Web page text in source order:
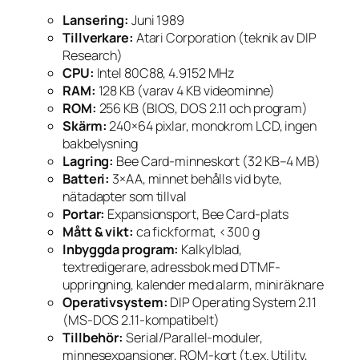
Lansering: Juni 1989
Tillverkare: Atari Corporation (teknik av DIP
Research)
CPU: Intel 80C88, 4.9152 MHz
RAM: 128 KB (varav 4 KB videominne)
ROM: 256 KB (BIOS, DOS 2.11 och program)
Skärm:240×64 pixlar, monokrom LCD, ingen
bakbelysning
Lagring: Bee Card-minneskort (32 KB–4 MB)
Batteri: 3×AA, minnet behålls vid byte,
nätadapter som tillval
Portar: Expansionsport, Bee Card-plats
Mått & vikt: ca fickformat, <300 g
Inbyggda program: Kalkylblad,
textredigerare, adressbok med DTMF-
uppringning, kalender med alarm, miniräknare
Operativsystem: DIP Operating System 2.11
(MS-DOS 2.11-kompatibelt)
Tillbehör: Serial/Parallel-moduler,
minnesexpansioner, ROM-kort (t.ex. Utility,